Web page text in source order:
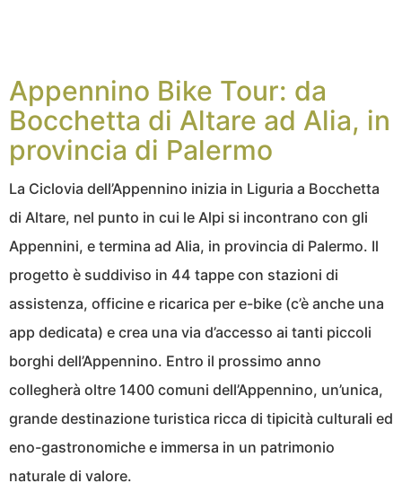
Appennino Bike Tour: da
Bocchetta di Altare ad Alia, in
provincia di Palermo
La Ciclovia dell’Appennino inizia in Liguria a Bocchetta
di Altare, nel punto in cui le Alpi si incontrano con gli
Appennini, e termina ad Alia, in provincia di Palermo. Il
progetto è suddiviso in 44 tappe con stazioni di
assistenza, officine e ricarica per e-bike (c’è anche una
app dedicata) e crea una via d’accesso ai tanti piccoli
borghi dell’Appennino. Entro il prossimo anno
collegherà oltre 1400 comuni dell’Appennino, un’unica,
grande destinazione turistica ricca di tipicità culturali ed
eno-gastronomiche e immersa in un patrimonio
naturale di valore.